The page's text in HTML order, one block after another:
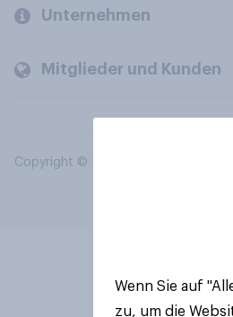
Unternehmen
Mitglieder und Kunden
Copyright © 2026 YouGov PLC. Alle
Wenn Sie auf
zu, um die